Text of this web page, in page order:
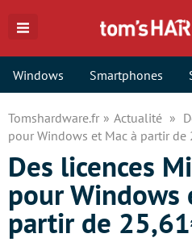
Windows Smartphones
Tomshardware.fr Actualité
pour Windows et Mac à partir de
Des licences
pour Windows
partir de